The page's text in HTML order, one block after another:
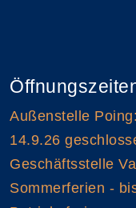
Außenstelle
14.9.26
Geschäftsstelle
Sommerferien -